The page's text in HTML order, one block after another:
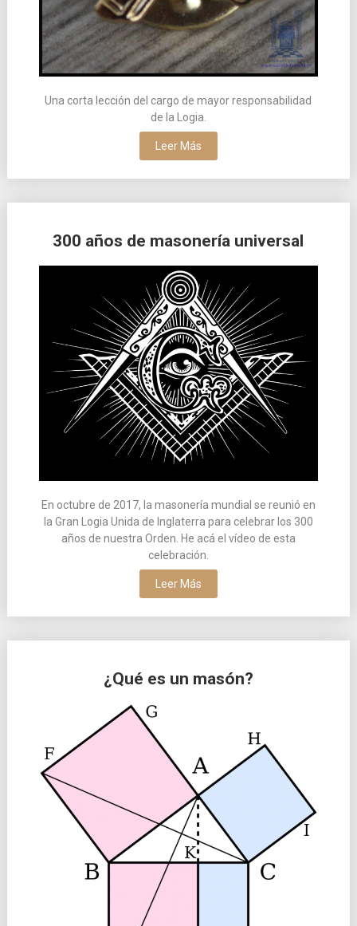
Una corta lección del cargo de mayor responsabilidad
de la Logia.
Leer Más
300 años de masonería universal
En octubre de 2017, la masonería mundial se reunió en
la Gran Logia Unida de Inglaterra para celebrar los 300
años de nuestra Orden. He acá el vídeo de esta
celebración.
Leer Más
¿Qué es un masón?